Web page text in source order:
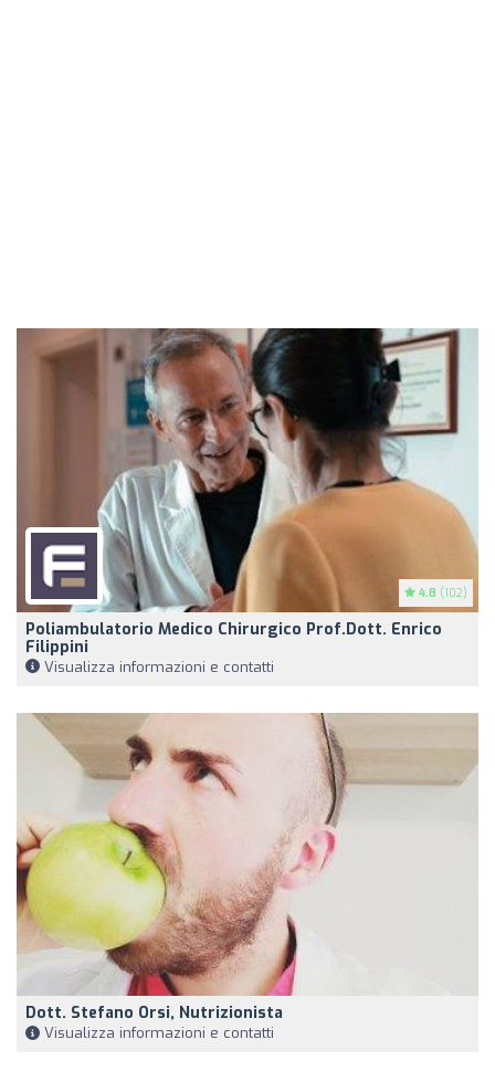
4.8 (102)
Poliambulatorio Medico Chirurgico Prof.Dott. Enrico
Filippini
Visualizza informazioni e contatti
Dott. Stefano Orsi, Nutrizionista
Visualizza informazioni e contatti